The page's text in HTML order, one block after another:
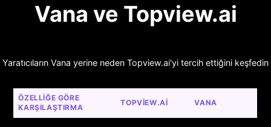
Vana ve Topview.ai
Yaratıcıların Vana yerine neden Topview.ai'yi tercih ettiğini keşfedin
ÖZELLIĞE GÖRE
KARŞILAŞTIRMA
TOPVIEW.AI VANA